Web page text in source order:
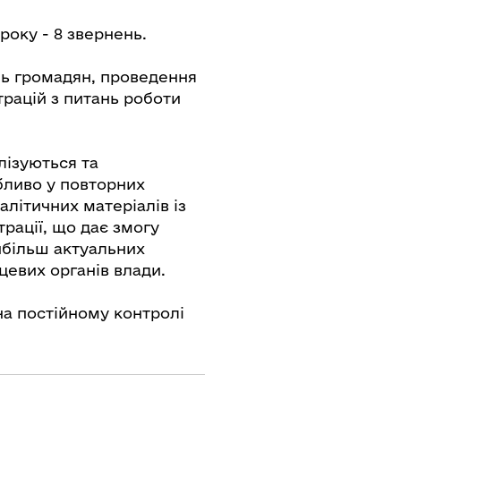
року - 8 звернень.
громадян, проведення
з питань роботи
та
у повторних
матеріалів із
що дає змогу
актуальних
органів влади.
постійному контролі